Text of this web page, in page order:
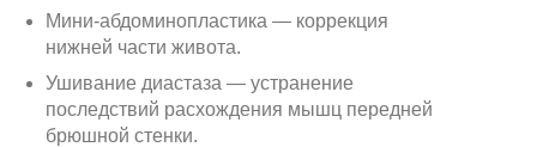
Мини-абдоминопластика — коррекция
нижней части живота.
Ушивание диастаза — устранение
последствий расхождения мышц передней
брюшной стенки.